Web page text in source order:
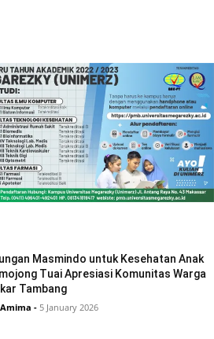
Masmindo untuk Kesehatan Anak
Tuai Apresiasi Komunitas Warga
Tambang
- 5 January 2026